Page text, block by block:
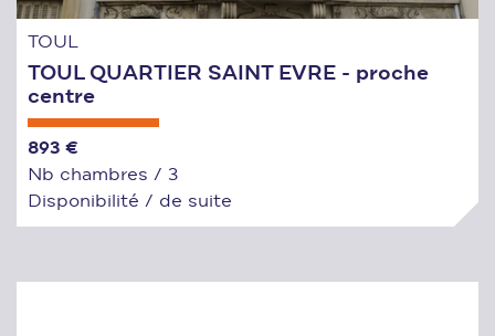
TOUL
TOUL QUARTIER SAINT EVRE - proche
centre
893 €
Nb chambres / 3
Disponibilité / de suite